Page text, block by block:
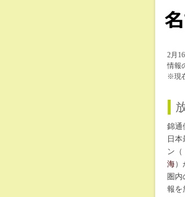
2月
情報
※現
錦通
日
ン（
海）
圏内
報を